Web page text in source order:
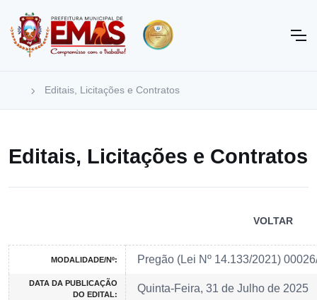
Editais, Licitações e Contratos
Editais, Licitações e Contratos
VOLTAR
MODALIDADE/Nº: Pregão (Lei Nº 14.133/2021)
DATA DA PUBLICAÇÃO
DO EDITAL:
Quinta-Feira, 31 de Julho de 2025